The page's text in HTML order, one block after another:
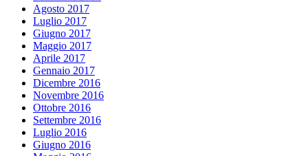
Agosto 2017
Luglio 2017
Giugno 2017
Maggio 2017
Aprile 2017
Gennaio 2017
Dicembre 2016
Novembre 2016
Ottobre 2016
Settembre 2016
Luglio 2016
Giugno 2016